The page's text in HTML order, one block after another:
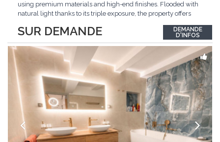
SUR DEMANDE
using premium materials and high-end finishes. Flooded with
natural light thanks to its triple exposure, the property offers
master suite, elegant reception areas, and a spacious terrace
overlooking a peaceful and green...
DEMANDE
D'INFOS